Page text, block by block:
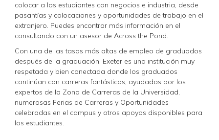
colocar a los estudiantes con negocios e industria, desde
pasantías y colocaciones y oportunidades de trabajo en el
extranjero. Puedes encontrar más información en el
consultando con un asesor de Across the Pond.
Con una de las tasas más altas de empleo de graduados
después de la graduación, Exeter es una institución muy
respetada y bien conectada donde los graduados
continúan con carreras fantásticas, ayudados por los
expertos de la Zona de Carreras de la Universidad,
numerosas Ferias de Carreras y Oportunidades
celebradas en el campus y otros apoyos disponibles para
los estudiantes.